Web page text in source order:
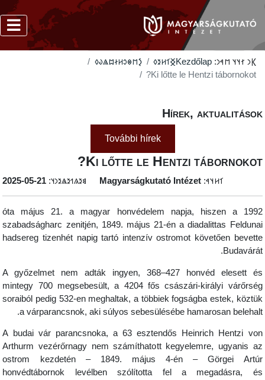
𐲞𐳙 𐳐𐳦𐳦 𐳮𐳀𐳙:
Kezdőlap
‮𐲏𐳑𐳢𐳉𐳓
‮𐲋𐳮𐳌𐳛𐳢𐳇𐳪𐳖𐳜𐳓
Ki lőtte le Hentzi tábornokot?
Hírek,
További hírek
Ki lőtte le Hentzi
𐳑𐳢𐳦𐳀:
Magyarságkutató Intézet
𐳘𐳉𐳍𐳒𐳉𐳖𐳉𐳙𐳦:
‭2025-05-21
1992 óta május 21. a magyar honvédelem napja, hiszen a
szabadságharc zenitjén, 1849. május 21-én a diadalittas
hadsereg tizenhét napig tartó intenzív ostromot követően
A győzelmet nem adták ingyen, 368–427 honvéd elesett
mintegy 700 megsebesült, a 4204 fős császári-királyi
soraiból pedig 532-en meghaltak, a többiek fogságba estek,
a várparancsnok, aki súlyos sebesülésébe hamarosan
A budai vár parancsnoka, a 63 esztendős Heinrich Hentzi
Arthurm vezérőrnagy nem számíthatott kegyelemre, ugyanis
ostrom kezdetén – 1849. május 4-én – Görgei
honvédtábornok levélben szólította fel a megadásra,